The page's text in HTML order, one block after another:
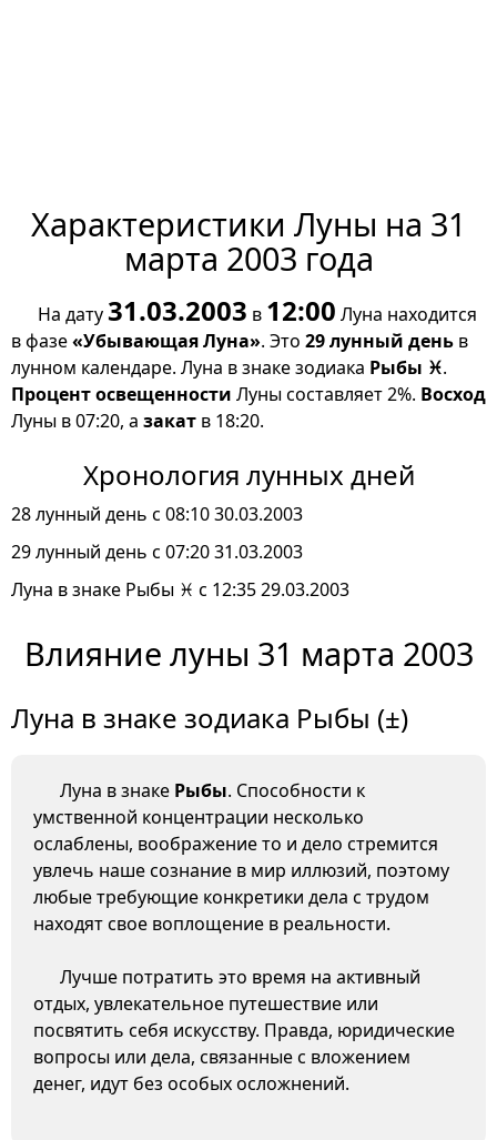
Характеристики Луны на 31
марта 2003 года
На дату31.03.2003 в 12:00 Луна находится
в фазе«Убывающая Луна». Это 29 лунный день в
лунном календаре. Луна в знаке зодиака Рыбы ♓.
Процент освещенности Луны составляет 2%. Восход
Луны в 07:20, а закат в 18:20.
Хронология лунных дней
28 лунный день с 08:10 30.03.2003
29 лунный день с 07:20 31.03.2003
Луна в знаке Рыбы ♓ с 12:35 29.03.2003
Влияние луны 31 марта 2003
Луна в знаке зодиака Рыбы (±)
Луна в знаке Рыбы. Способности к
умственной концентрации несколько
ослаблены, воображение то и дело стремится
увлечь наше сознание в мир иллюзий, поэтому
любые требующие конкретики дела с трудом
находят свое воплощение в реальности.
Лучше потратить это время на активный
отдых, увлекательное путешествие или
посвятить себя искусству. Правда, юридические
вопросы или дела, связанные с вложением
денег, идут без особых осложнений.